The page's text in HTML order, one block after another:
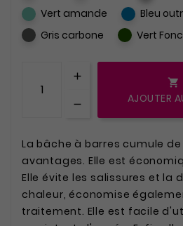
Vert amande
Bleu
Gris carbone
Vert

AJOUTER
La bâche à barres cumule
avantages. Elle est
Elle évite les salissures et la
chaleur, économise
traitement. Elle est facile